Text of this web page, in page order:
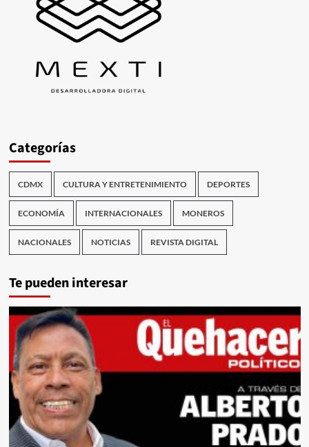
Categorías
CDMX CULTURA Y ENTRETENIMIENTO DEPORTES
ECONOMÍA INTERNACIONALES MONEROS
NACIONALES NOTICIAS REVISTA DIGITAL
Te pueden interesar